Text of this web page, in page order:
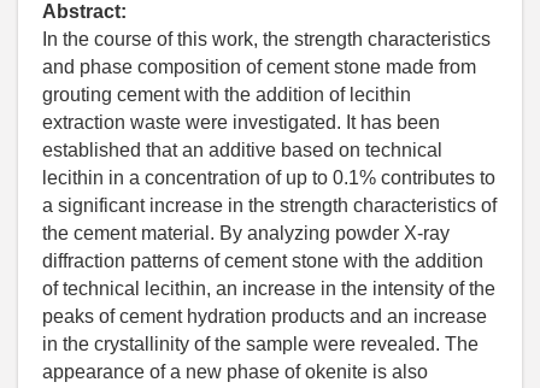
Abstract:
In the course of this work, the strength characteristics
and phase composition of cement stone made from
grouting cement with the addition of lecithin
extraction waste were investigated. It has been
established that an additive based on technical
lecithin in a concentration of up to 0.1% contributes to
a significant increase in the strength characteristics of
the cement material. By analyzing powder X-ray
diffraction patterns of cement stone with the addition
of technical lecithin, an increase in the intensity of the
peaks of cement hydration products and an increase
in the crystallinity of the sample were revealed. The
appearance of a new phase of okenite is also